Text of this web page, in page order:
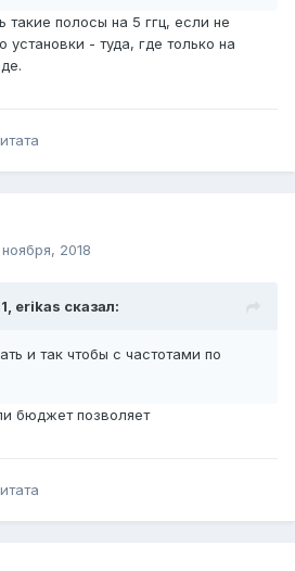
такие полосы на 5 ггц, если не
установки - туда, где только на
2018
erikas сказал:
и так чтобы с частотами по
бюджет позволяет